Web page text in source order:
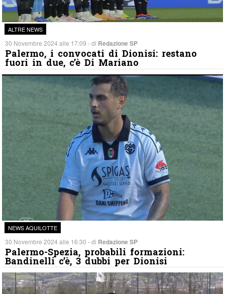
ALTRE NEWS
30 Novembre 2024 alle 17:09 - di Redazione SP
Palermo, i convocati di Dionisi: restano
fuori in due, c’è Di Mariano
NEWS AQUILOTTE
30 Novembre 2024 alle 16:30 - di Redazione SP
Palermo-Spezia, probabili formazioni:
Bandinelli c’è, 3 dubbi per Dionisi